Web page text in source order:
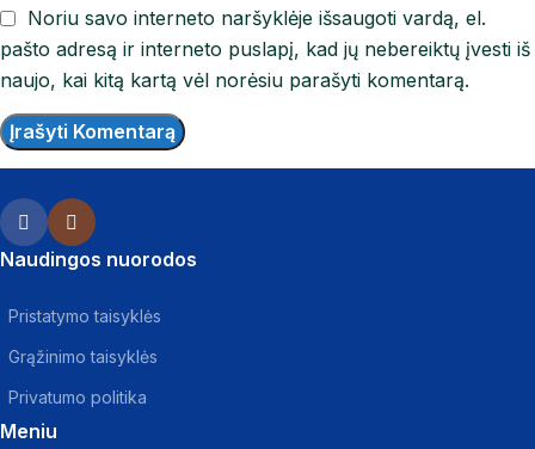
Noriu savo interneto naršyklėje išsaugoti vardą, el.
pašto adresą ir interneto puslapį, kad jų nebereiktų įvesti iš
naujo, kai kitą kartą vėl norėsiu parašyti komentarą.
Naudingos nuorodos
Pristatymo taisyklės
Grąžinimo taisyklės
Privatumo politika
Meniu